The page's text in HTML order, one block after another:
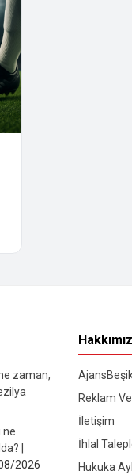
zaman,
ne
|
2026
Reklam
İletişim
İhlal
Hukuka